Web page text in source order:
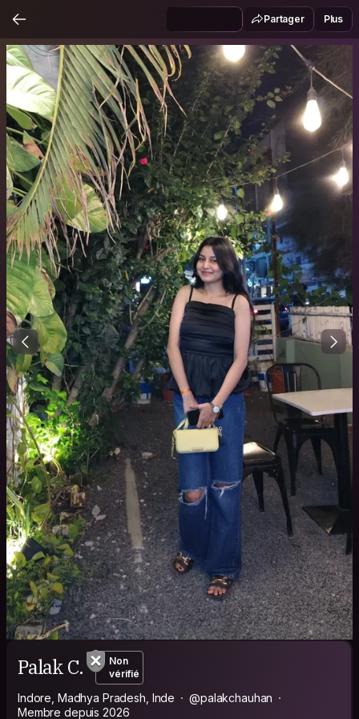
Partager Plus
Palak C.
Non
vérifié
Indore, Madhya Pradesh, Inde
@palakchauhan
Membre depuis 2026